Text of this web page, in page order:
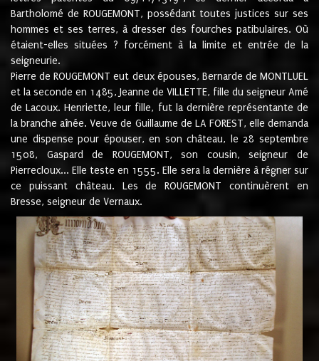
Bartholomé de ROUGEMONT, possédant toutes justices sur ses
hommes et ses terres, à dresser des fourches patibulaires. Où
étaient-elles situées ? forcément à la limite et entrée de la
seigneurie.
Pierre de ROUGEMONT eut deux épouses, Bernarde de MONTLUEL
et la seconde en 1485, Jeanne de VILLETTE, fille du seigneur Amé
de Lacoux. Henriette, leur fille, fut la dernière représentante de
la branche aînée. Veuve de Guillaume de LA FOREST, elle demanda
une dispense pour épouser, en son château, le 28 septembre
1508, Gaspard de ROUGEMONT, son cousin, seigneur de
Pierrecloux... Elle teste en 1555. Elle sera la dernière à régner sur
ce puissant château. Les de ROUGEMONT continuèrent en
Bresse, seigneur de Vernaux.